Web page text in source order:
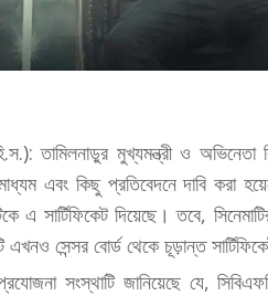
তামিলনাড়ুর মুখ্যমন্ত্রী ও
এবং কিছু প্রতিবেদনে দাবি করা
এ সার্টিফিকেট দিয়েছে। তবে,
এখনও সেন্সর বোর্ড থেকে চূড়ান্ত
সংস্থাটি জানিয়েছে যে,